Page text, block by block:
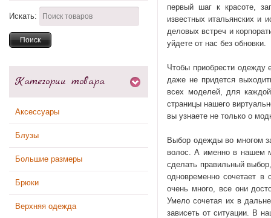
Искать:
Категории товара
Аксессуары
Блузы
Большие размеры
Брюки
Верхняя одежда
первый шаг к красоте,
известных итальянских и
деловых встреч и
уйдете от нас без обновки.
Чтобы приобрести одежду
даже не придется
всех моделей, для
страницы нашего
вы узнаете не только о
Выбор одежды во многом
волос. А именно в нашем
сделать правильный
одновременно сочетает в
очень много, все они
Умело сочетая их в
зависеть от ситуации. В